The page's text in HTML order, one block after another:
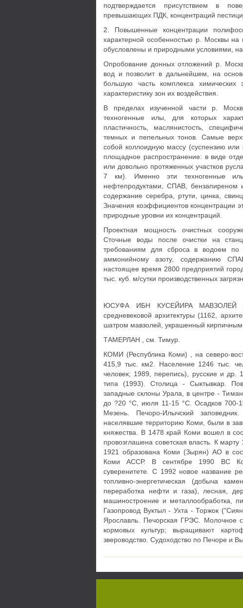
подтверждается присутствием в
превышающих ПДК, концентраций
2. Повышенные концентрации
характерной особенностью р. Москвы
обусловлены и природными условиями,
Опробование донных отложений р.
вод и позволит в дальнейшем, на
большую часть комплекса химических
характеристику зон их воздействия.
В пределах изученной части р.
техногенные илы, для которых
пластичность, маслянистость,
темных и пепельных тонов. Самые
собой коллоидную массу (суспензию
площадное распространение: в виде
или довольно протяженных участков
7 км). Именно эти техногенные
нефтепродуктами, СПАВ,
содержание серебра, ртути, цинка,
Значения коэффициентов концентрации
природные уровни их концентраций.
Проектная мощность очистных
Сточные воды после очистки на
требованиям для сброса в водоем по
аммонийному азоту, содержанию
настоящее время 2800 предприятий
тыс. куб. м/сутки производственных
ЮСУФА ИБН КУСЕЙИРА МАВЗОЛЕЙ в
средневековой архитектуры (1162,
шатром мавзолей, украшенный кирпичным
ТАМЕРЛАН , см. Тимур.
КОМИ (Республика Коми) , на северо-
415,9 тыс. км2. Население 1246 тыс.
человек; 1989, перепись), русские и др.
типа (1993). Столица - Сыктывкар.
западные склоны Урала, в центре -
до ?20 °С, июля 11-15 °С. Осадков 700-
Мезень. Печоро-Илычский
населявшие территорию Коми, были в
княжества. В 1478 край Коми вошел в
провозглашена советская власть. К
1921 образована Коми (Зырян) АО в
Коми АССР. В сентябре 1990 ВС
суверенитете. С 1992 новое название
топливно-энергетическая (добыча
переработка нефти и газа), лесная,
машиностроение и металлообработка,
Газопровод Вуктыл - Ухта - Торжок
Ярославль. Печорская ГРЭС. Молочное
кормовых культур; выращивают
звероводство. Судоходство по Печоре и